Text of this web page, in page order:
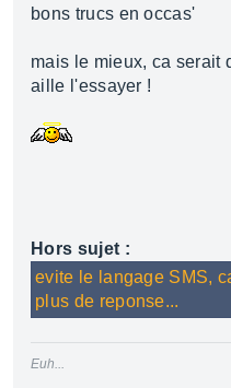
bons trucs en occas'
mais le mieux, ca serait
aille l'essayer !
Hors sujet :
evite le langage SMS,
plus de reponse...
Euh...